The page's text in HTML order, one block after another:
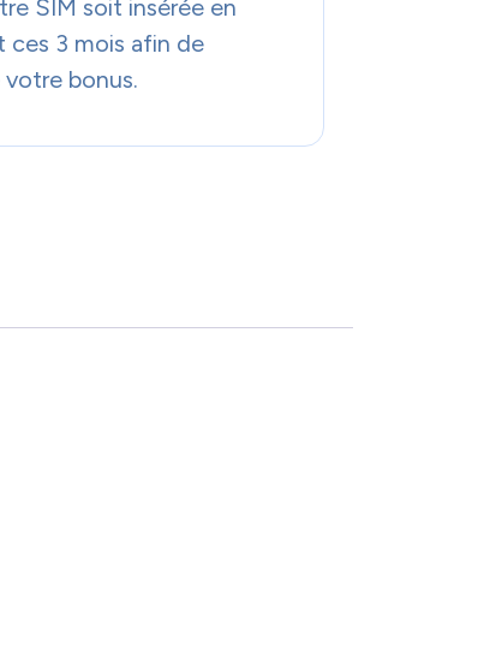
SIM soit insérée en
ces 3 mois afin de
bonus.